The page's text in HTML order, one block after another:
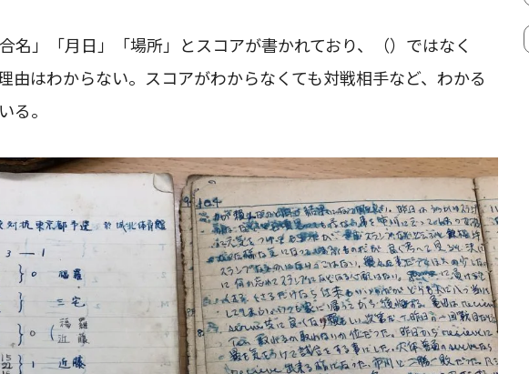
名」「月日」「場所」とスコアが書かれており、（）ではなく
由はわからない。スコアがわからなくても対戦相手など、わかる
る。